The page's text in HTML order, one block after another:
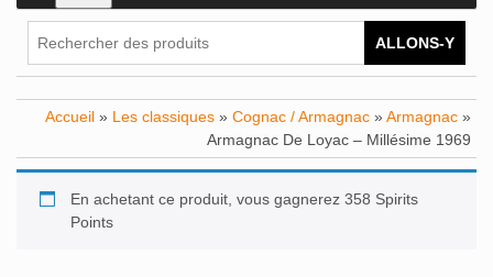
ALLONS-Y
Accueil » Les classiques » Cognac / Armagnac »Armagnac »
Armagnac De Loyac – Millésime 1969
En achetant ce produit, vous gagnerez 358 Spirits
Points